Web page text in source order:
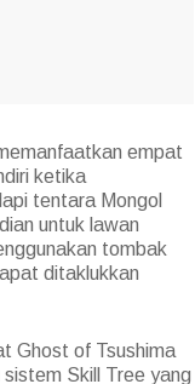
empat
ketika
tentara Mongol
untuk lawan
tombak
ditaklukkan
Ghost of Tsushima
Skill Tree yang